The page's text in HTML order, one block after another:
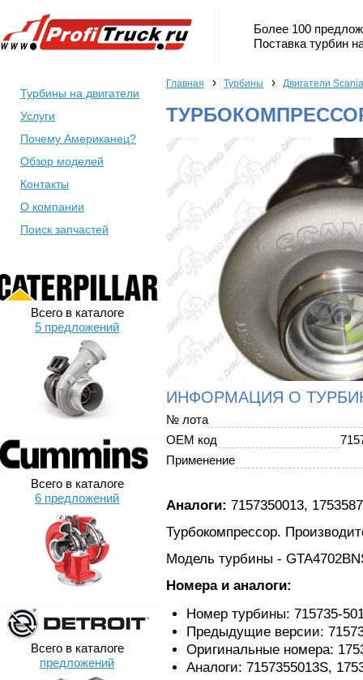
Более 100
Поставка турбин
Турбины на двигатели
Услуги
Почему Американец?
Обзор моделей
Контакты
О компании
Поиск запчастей
Всего в каталоге
5 предложений
Всего в каталоге
6 предложений
Всего в каталоге
предложений
Главная › Турбины › Двигатели Scania
ТУРБОКОМПРЕССОР
ИНФОРМАЦИЯ О
№ лота
OEM код
Применение
Аналоги: 7157350013,
Турбокомпрессор.
Модель турбины -
Номера и аналоги:
Номер турбины: 715735-
Предыдущие версии:
Оригинальные номера:
Аналоги: 7157355013S,